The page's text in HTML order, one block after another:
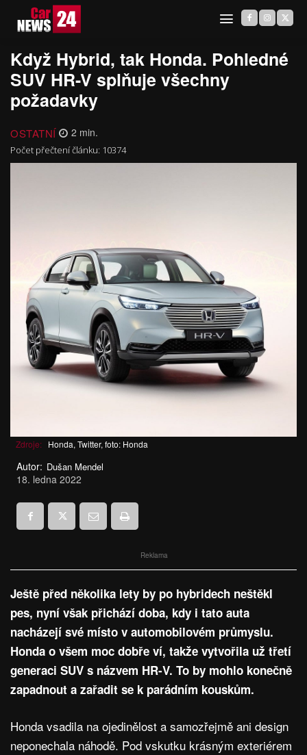
Když Hybrid, tak Honda. Pohledné
SUV HR-V splňuje všechny
požadavky
OSTATNÍ 2 min.
Počet přečtení článku: 10374
Zdroje: Honda, Twitter, foto: Honda
Autor: Dušan Mendel
18. ledna 2022
Reklama
Ještě před několika lety by po hybridech neštěkl
pes, nyní však přichází doba, kdy i tato auta
nacházejí své místo v automobilovém průmyslu.
Honda o všem moc dobře ví, takže vytvořila už třetí
generaci SUV s názvem HR-V. To by mohlo konečně
zapadnout a zařadit se k parádním kouskům.
Honda vsadila na ojedinělost a samozřejmě ani design
neponechala náhodě. Pod vskutku krásným exteriérem